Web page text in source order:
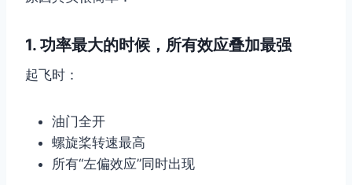
1. 功率最大的时候，所有效应叠加最强
起飞时：
油门全开
螺旋桨转速最高
所有“左偏效应”同时出现